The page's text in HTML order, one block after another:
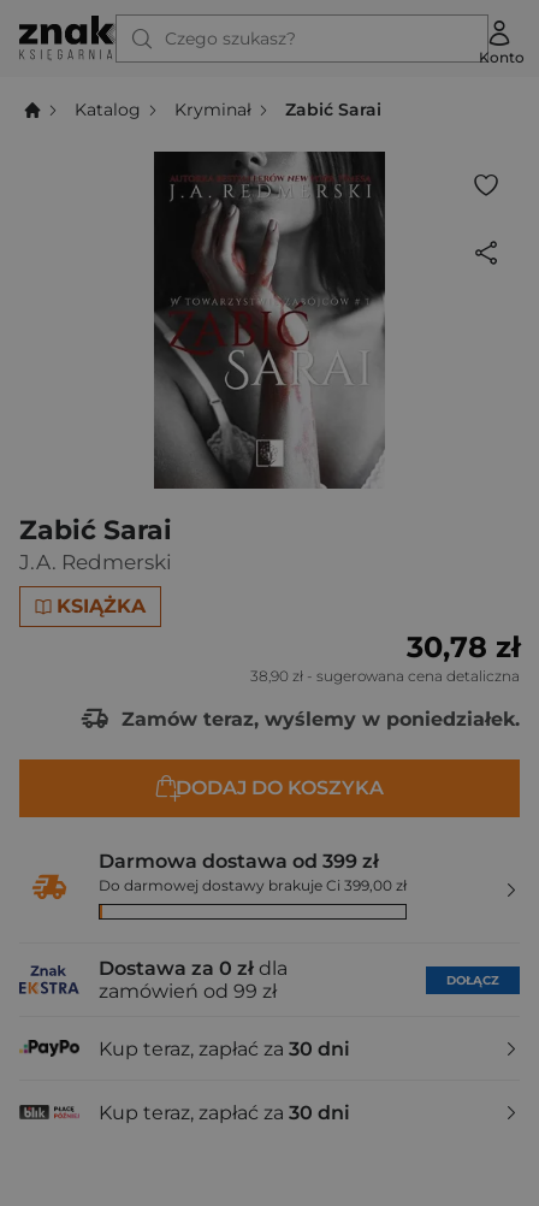
Czego szukasz?
Konto
Katalog Kryminał Zabić Sarai
Zabić Sarai
J.A. Redmerski
KSIĄŻKA
30,78 zł
38,90 zł - sugerowana cena detaliczna
Zamów teraz, wyślemy w poniedziałek.
DODAJ DO KOSZYKA
Darmowa dostawa od 399 zł
Do darmowej dostawy brakuje Ci 399,00 zł
Dostawa za 0 zł dla
zamówień od 99 zł
DOŁĄCZ
Kup teraz, zapłać za 30 dni
Kup teraz, zapłać za 30 dni